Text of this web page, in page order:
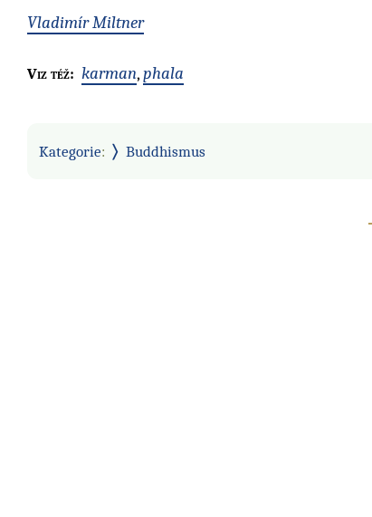
Vladimír Miltner
Viz též: karman,phala
Kategorie: Buddhismus